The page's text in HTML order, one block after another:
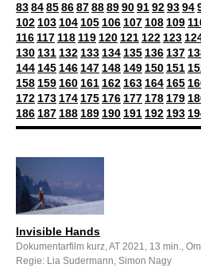
838485868788899091929394
102 103 104 105 106 107 108 109
116 117 118 119 120 121 122 123
130 131 132 133 134 135 136 137
144 145 146 147 148 149 150 151
158 159 160 161 162 163 164 165
172 173 174 175 176 177 178 179
186 187 188 189 190 191 192 193
Invisible Hands
Dokumentarfilm kurz, AT 2021, 13 min.,
Regie: Lia Sudermann, Simon Nagy